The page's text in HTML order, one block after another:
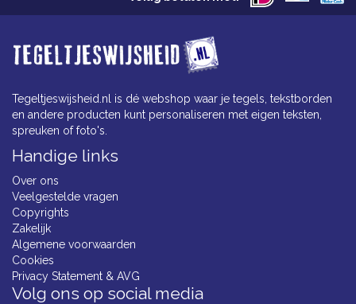
Tegeltjeswijsheid.nl is dé webshop waar je tegels, tekstborden
en andere producten kunt personaliseren met eigen teksten,
spreuken of foto's.
Handige links
Over ons
Veelgestelde vragen
Copyrights
Zakelijk
Algemene voorwaarden
Cookies
Privacy Statement & AVG
Volg ons op social media